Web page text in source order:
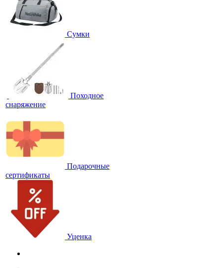
Сумки
Походное
снаряжение
Подарочные
сертификаты
Уценка